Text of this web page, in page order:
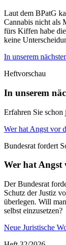
Laut dem BPatG
Cannabis nicht als
fürs Kiffen habe
keine
In unserem
Heftvorschau
In unserem
Erfahren Sie schon
Wer hat Angst vor
Bundesrat fordert
Wer hat
Der Bundesrat
Schutz der Justiz
überlegen. Will
selbst einzusetzen?
Neue Juristische